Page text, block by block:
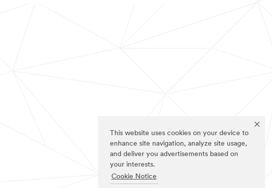
This website uses cookies on your device to
enhance site navigation, analyze site usage,
and deliver you advertisements based on
your interests.
Cookie Notice